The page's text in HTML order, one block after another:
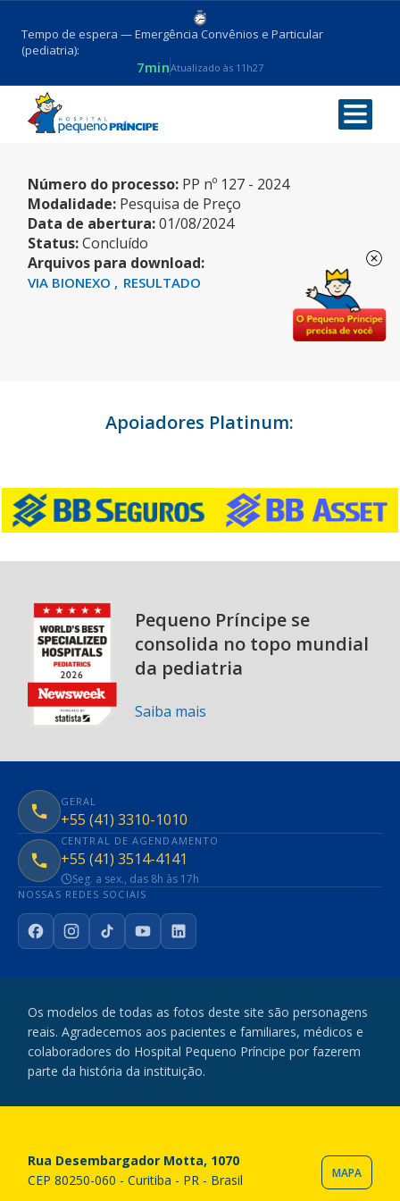
Tempo de espera — Emergência Convênios e Particular
(pediatria):
7minAtualizado às 11h27
MEDICAMENTOS
Número do processo: PP nº 127 - 2024
Modalidade: Pesquisa de Preço
Data de abertura:01/08/2024
Status:Concluído
Arquivos para download:
VIA BIONEXO RESULTADO
Apoiadores Platinum:
Pequeno Príncipe se
consolida no topo mundial
da pediatria
Saiba mais
GERAL
+55 (41) 3310-1010
CENTRAL DE AGENDAMENTO
+55 (41) 3514-4141
Seg. a sex., das 8h às 17h
NOSSAS REDES SOCIAIS
FacebookInstagram
TikTokYouTubeLinkedIn
Os modelos de todas as fotos deste site são personagens
reais. Agradecemos aos pacientes e familiares, médicos e
colaboradores do Hospital Pequeno Príncipe por fazerem
parte da história da instituição.
Rua Desembargador Motta, 1070
CEP 80250-060 - Curitiba - PR - Brasil
MAPA